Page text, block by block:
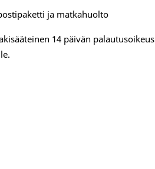
ja matkahuolto
14 päivän palautusoikeus